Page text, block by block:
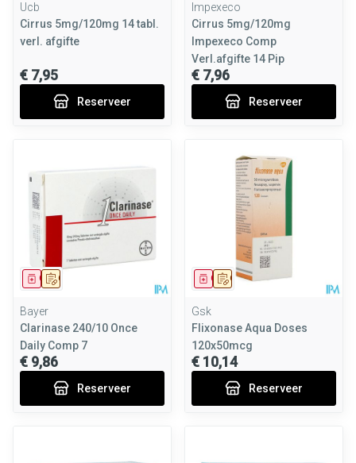
Ucb
Cirrus 5mg/120mg 14 tabl.
verl. afgifte
€ 7,95
Reserveer
Impexeco
Cirrus 5mg/120mg
Impexeco Comp
Verl.afgifte 14 Pip
€ 7,96
Reserveer
Op voorschrift
Geneesmiddel
Bayer
Clarinase 240/10 Once
Daily Comp 7
€ 9,86
Reserveer
Op voorschrift
Geneesmiddel
Gsk
Flixonase Aqua Doses
120x50mcg
€ 10,14
Reserveer